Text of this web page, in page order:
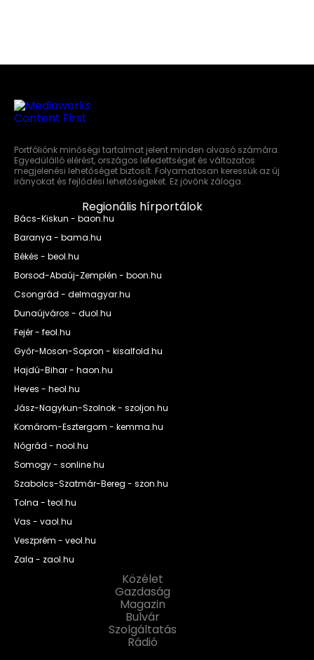
Portfóliónk minőségi tartalmat jelent minden olvasó számára.
Egyedülálló elérést, országos lefedettséget és változatos
megjelenési lehetőséget biztosít. Folyamatosan keressük az új
irányokat és fejlődési lehetőségeket. Ez jövőnk záloga.
Regionális hírportálok
Bács-Kiskun - baon.hu
Baranya - bama.hu
Békés - beol.hu
Borsod-Abaúj-Zemplén - boon.hu
Csongrád - delmagyar.hu
Dunaújváros - duol.hu
Fejér - feol.hu
Győr-Moson-Sopron - kisalfold.hu
Hajdú-Bihar - haon.hu
Heves - heol.hu
Jász-Nagykun-Szolnok - szoljon.hu
Komárom-Esztergom - kemma.hu
Nógrád - nool.hu
Somogy - sonline.hu
Szabolcs-Szatmár-Bereg - szon.hu
Tolna - teol.hu
Vas - vaol.hu
Veszprém - veol.hu
Zala - zaol.hu
Közélet
Gazdaság
Magazin
Bulvár
Szolgáltatás
Rádió